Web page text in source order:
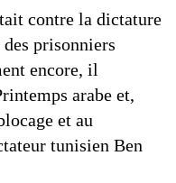
contre la dictature
prisonniers
encore, il
arabe et,
et au
tunisien Ben